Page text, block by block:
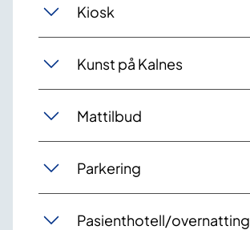
Kiosk
Kunst på Kalnes
Mattilbud
Parkering
Pasienthotell/overnatting